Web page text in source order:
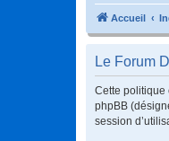
Accueil
Le Forum
Cette politique
phpBB
session